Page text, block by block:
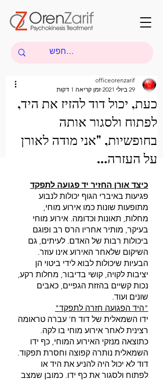
כעת, יכול דוד להזיז את היד,
לפתוח ולסגור אותה
בחופשיות, "אני מודה לאורן
על העזרה...
officeorenzarif
29 ביולי 2021
זמן קריאה 1 דקות
כיצד אורן החזיר יד פגועה לתפקד
פגיעות באיברי הגוף יכולות לנבוע
מתופעות שונות כמו אירוע מוחי,
מחלות, תאונות וכדומה. אירוע מוחי
בעיקר, מותיר אחריו הרס רב ופוגם
ביכולות רבות של האדם. לעיתים, גם
השיקום שלאחר האירוע אינו עוזר.
הבעיות שיכולות לבוא לידי ביטוי הן
יציבות לקויה, קושי בדיבור, מחלות רקע,
נכות קשיים בהזזת הגפיים, כאבים
שונים ועוד.
"היד הפגועה חזרה לתפקד"
ידו השמאלית של דוד ח' עברה טראומה
רצינית לאחר אירוע מוחי בו לקה.
כתוצאה מנזקי האירוע המוחי, כף ידו
השמאלית נותרה קפוצה וחסרת תפקוד.
דוד לא יכול היה להניע את היד או
לפתוח ולסגור את כף ידו. כמובן שמצב